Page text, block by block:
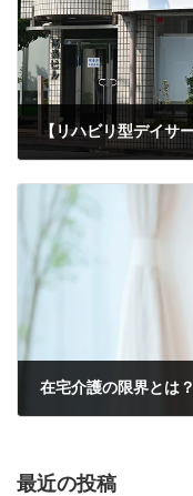
最近の投稿